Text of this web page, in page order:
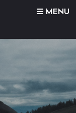
MENU